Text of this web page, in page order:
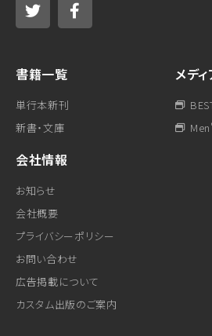
書籍一覧
単行本新刊
新書・文庫
メデ
会社情報
お知らせ
会社概要
プライバシーポリシー
お問い合わせ
広告掲載について
カスタム出版のご案内